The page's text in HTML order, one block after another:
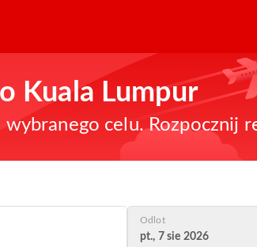
Kuala Lumpur
celu. Rozpocznij
Odlot
pt., 7 sie 2026